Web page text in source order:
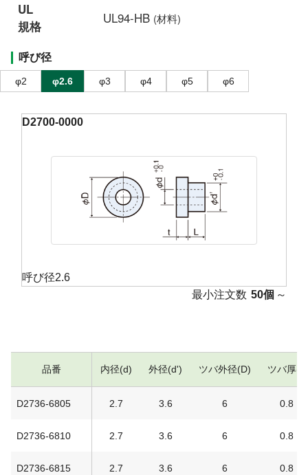
UL
規格
UL94-HB (材料)
呼び径
φ2 φ2.6 φ3 φ4 φ5 φ6
D2700-0000
呼び径2.6
最小注文数 50個 ～
品番 内径(d) 外径(d') ツバ外径(D) ツバ厚(t)
D2736-6805 2.7 3.6 6 0.8
D2736-6810 2.7 3.6 6 0.8
D2736-6815 2.7 3.6 6 0.8